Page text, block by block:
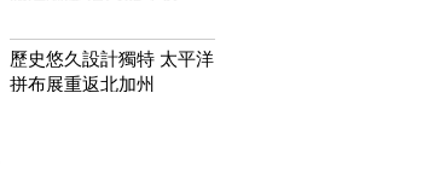
歷史悠久設計獨特 太平洋
拼布展重返北加州